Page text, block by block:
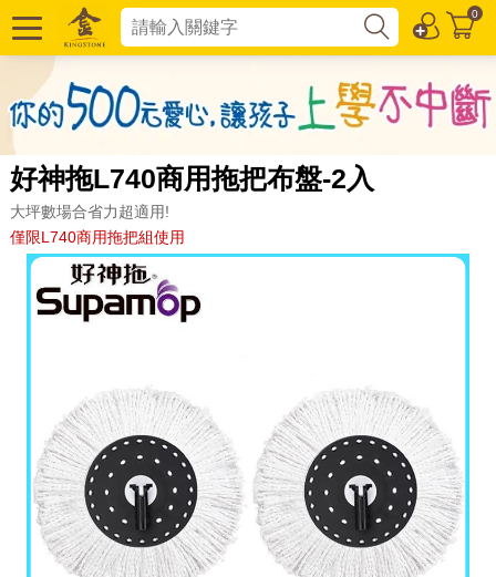
0
好神拖L740商用拖把布盤-2入
大坪數場合省力超適用!
僅限L740商用拖把組使用